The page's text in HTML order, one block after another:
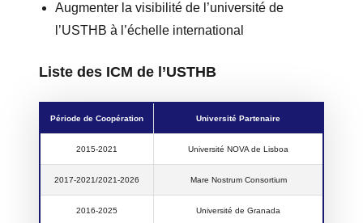
Augmenter la visibilité de l’université de
l’USTHB à l’échelle international
Liste des ICM de l’USTHB
Période de Coopération Université Partenaire
2015-2021 Université NOVA de Lisboa
2017-2021/2021-2026 Mare Nostrum Consortium
2016-2025 Université de Granada